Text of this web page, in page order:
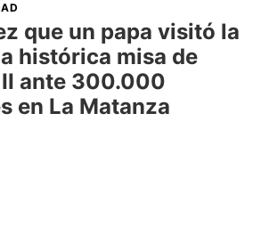
que un papa visitó la
histórica misa de
ante 300.000
en La Matanza